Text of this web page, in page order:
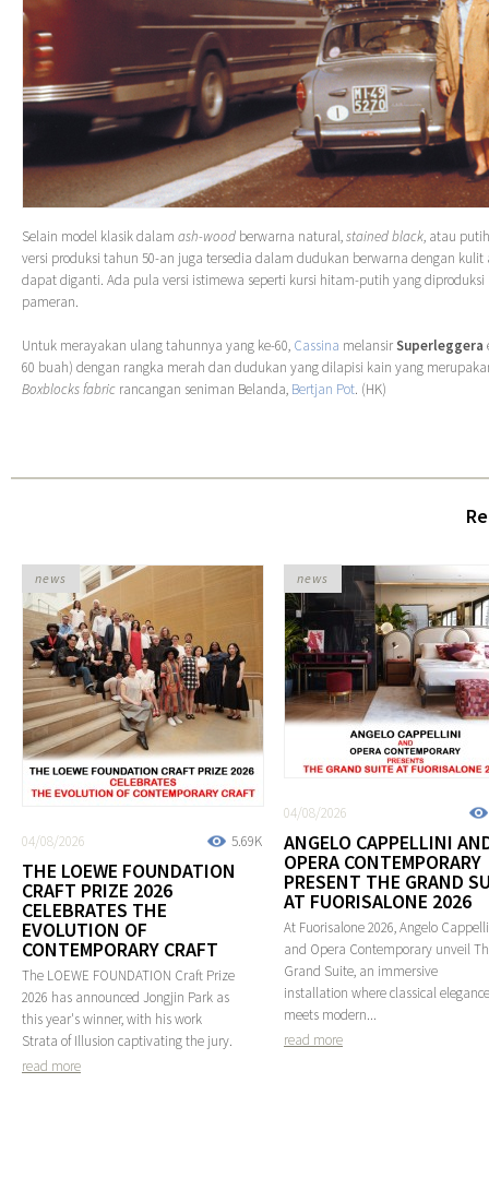
Selain model klasik dalam ash-wood berwarna natural,stained black, atau
versi produksi tahun 50-an juga tersedia dalam dudukan berwarna dengan
dapat diganti. Ada pula versi istimewa seperti kursi hitam-putih yang diproduksi
pameran.
Untuk merayakan ulang tahunnya yang ke-60, Cassina melansirSuperleggera
60 buah) dengan rangka merah dan dudukan yang dilapisi kain yang
Boxblocksfabric rancangan seniman Belanda, Bertjan Pot. (HK)
5.69K
04/08/2026
THE LOEWE FOUNDATION
CRAFT PRIZE 2026
CELEBRATES THE
EVOLUTION OF
CONTEMPORARY CRAFT
The LOEWE FOUNDATION Craft Prize
2026 has announced Jongjin Park as
this year's winner, with his work
Strata of Illusion captivating the jury.
read more
news
04/08/2026
ANGELO CAPPELLINI
OPERA CONTEMPORARY
PRESENT THE GRAND
AT FUORISALONE 2026
At Fuorisalone 2026, Angelo
and Opera Contemporary unveil
Grand Suite, an immersive
installation where classical elegance
meets modern...
read more
news